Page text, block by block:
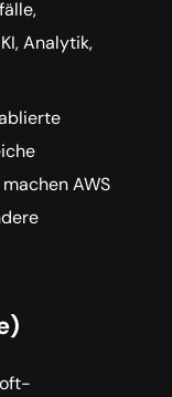
Analytik,
AWS